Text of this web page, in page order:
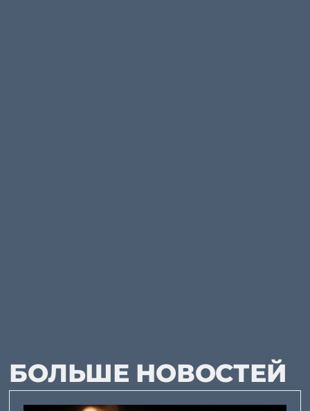
БОЛЬШЕ НОВОСТЕЙ